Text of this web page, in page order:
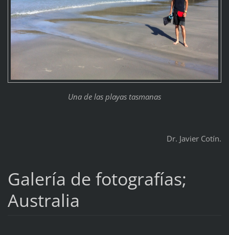
Una de las playas tasmanas
Dr. Javier Cotín.
Galería de fotografías;
Australia